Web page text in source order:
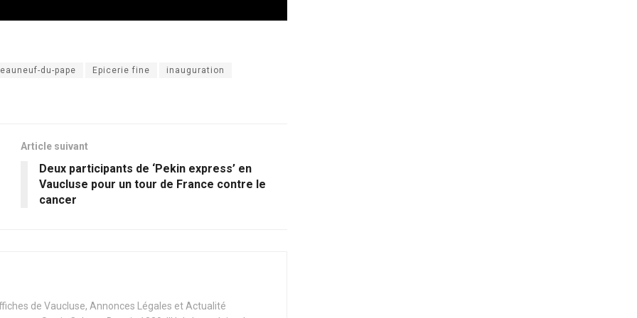
du-pape Epicerie fine inauguration
Article suivant
Deux participants de ‘Pekin express’ en
Vaucluse pour un tour de France contre le
cancer
de Vaucluse, Annonces Légales et Actualité